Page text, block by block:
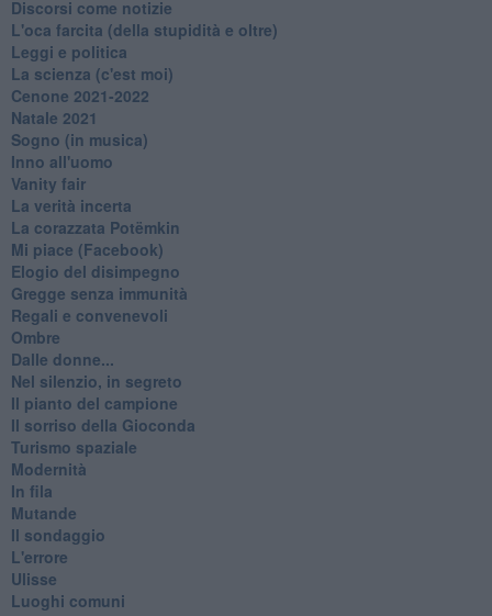
Discorsi come notizie
L'oca farcita (della stupidità e oltre)
Leggi e politica
La scienza (c'est moi)
Cenone 2021-2022
Natale 2021
Sogno (in musica)
Inno all'uomo
Vanity fair
La verità incerta
La corazzata Potëmkin
Mi piace (Facebook)
Elogio del disimpegno
Gregge senza immunità
Regali e convenevoli
Ombre
Dalle donne...
Nel silenzio, in segreto
Il pianto del campione
Il sorriso della Gioconda
Turismo spaziale
Modernità
In fila
Mutande
Il sondaggio
L'errore
Ulisse
Luoghi comuni